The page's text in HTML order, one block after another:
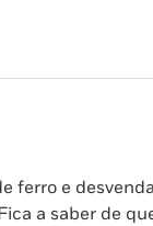
ferro e
a saber de